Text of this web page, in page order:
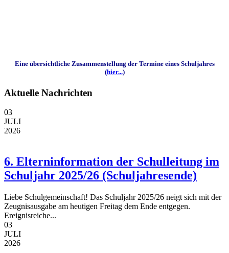
Eine übersichtliche Zusammenstellung der Termine eines Schuljahres
(hier...)
Aktuelle Nachrichten
03
JULI
2026
6. Elterninformation der Schulleitung im
Schuljahr 2025/26 (Schuljahresende)
Liebe Schulgemeinschaft! Das Schuljahr 2025/26 neigt sich mit der
Zeugnisausgabe am heutigen Freitag dem Ende entgegen.
Ereignisreiche...
03
JULI
2026